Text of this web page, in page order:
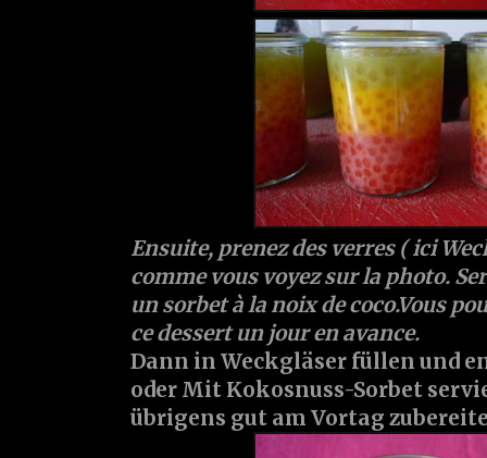
Ensuite, prenez des verres ( ici
comme vous voyez sur la photo.
un sorbet à la noix de coco.Vous
ce dessert un jour en avance.
Dann in Weckgläser füllen und
oder Mit Kokosnuss-Sorbet
übrigens gut am Vortag